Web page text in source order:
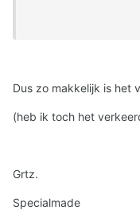
Dus zo makkelijk is het
(heb ik toch het
Grtz.
Specialmade